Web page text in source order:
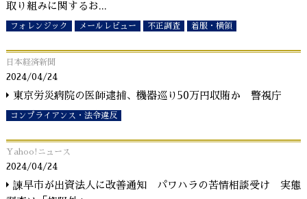
取り組みに関するお ...
フォレンジック メールレビュー 不正調査 着服・横領
日本経済新聞
2024/04/24
東京労災病院の医師逮捕、機器巡り50万円収賄か 警視庁
コンプライアンス・法令違反
Yahoo!ニュース
2024/04/24
諫早市が出資法人に改善通知 パワハラの苦情相談受け 実態